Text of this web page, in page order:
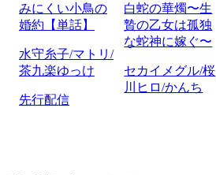
みにくい小鳥の
婚約【単話】
水守糸子/マトリ/
茶九楽ゆっけ
先行配信
白蛇の華燭〜生
贄の乙女は孤独
な蛇神に嫁ぐ〜
セカイメグル/桜
川ヒロ/かんち